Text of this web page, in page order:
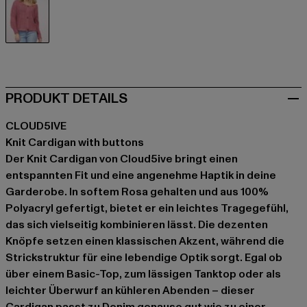
PRODUKT DETAILS
CLOUD5IVE
Knit Cardigan with buttons
Der Knit Cardigan von Cloud5ive bringt einen
entspannten Fit und eine angenehme Haptik in deine
Garderobe. In softem Rosa gehalten und aus 100%
Polyacryl gefertigt, bietet er ein leichtes Tragegefühl,
das sich vielseitig kombinieren lässt. Die dezenten
Knöpfe setzen einen klassischen Akzent, während die
Strickstruktur für eine lebendige Optik sorgt. Egal ob
über einem Basic-Top, zum lässigen Tanktop oder als
leichter Überwurf an kühleren Abenden – dieser